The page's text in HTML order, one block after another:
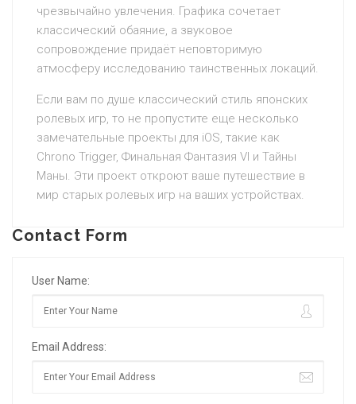
чрезвычайно увлечения. Графика сочетает
классический обаяние, а звуковое
сопровождение придаёт неповторимую
атмосферу исследованию таинственных локаций.
Если вам по душе классический стиль японских
ролевых игр, то не пропустите еще несколько
замечательные проекты для iOS, такие как
Chrono Trigger, Финальная Фантазия VI и Тайны
Маны. Эти проект откроют ваше путешествие в
мир старых ролевых игр на ваших устройствах.
Contact Form
User Name:
Email Address: